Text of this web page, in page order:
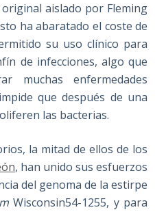
aislado por Fleming
ha abaratado el coste de
su uso clínico para
de infecciones, algo que
muchas enfermedades
que después de una
las bacterias.
la mitad de ellos de los
, han unido sus esfuerzos
del genoma de la estirpe
Wisconsin54-1255, y para